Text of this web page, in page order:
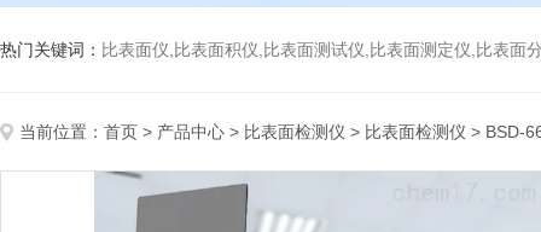
热门关键词： 比表面仪,比表面积仪,比表面测试仪,比表面测定仪,比表面分析仪,比表
当前位置： 首页 > 产品中心 > 比表面检测仪 > 比表面检测仪 > BSD-